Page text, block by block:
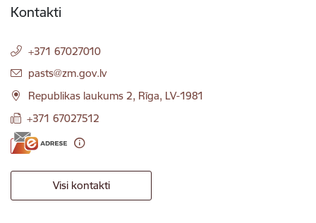
Kontakti
+371 67027010
E-pasts:
pasts@zm.gov.lv
Republikas laukums 2, Rīga, LV-1981
+371 67027512
Visi kontakti